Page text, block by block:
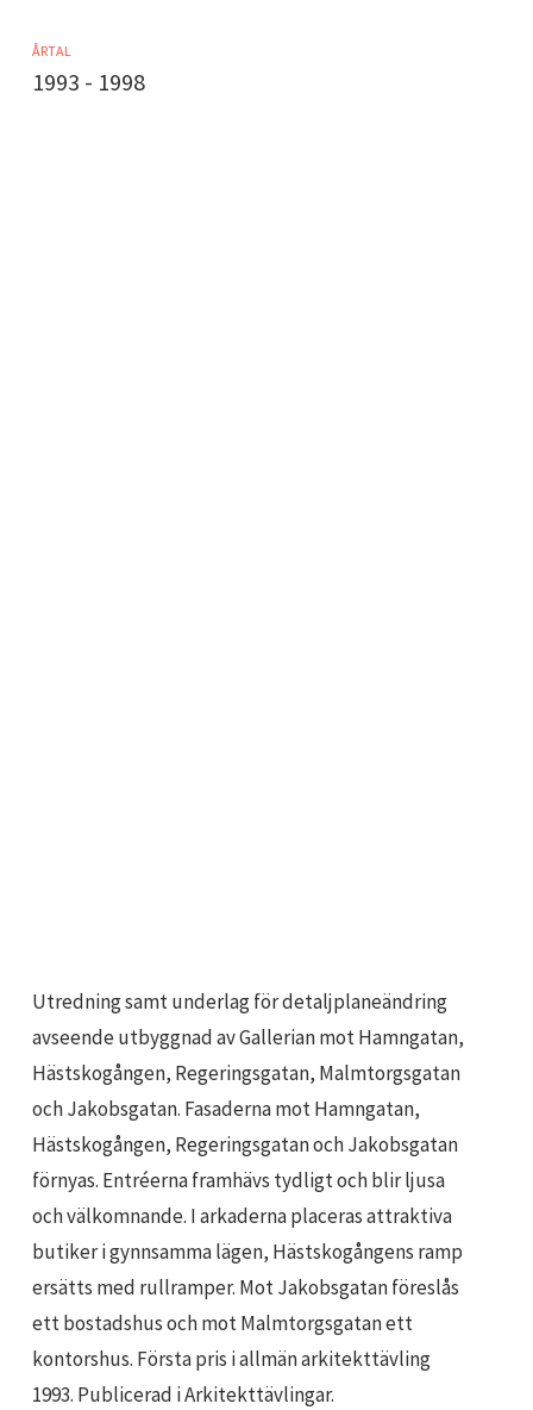
ÅRTAL
1993 - 1998
Utredning samt underlag för detaljplaneändring
avseende utbyggnad av Gallerian mot Hamngatan,
Hästskogången, Regeringsgatan, Malmtorgsgatan
och Jakobsgatan. Fasaderna mot Hamngatan,
Hästskogången, Regeringsgatan och Jakobsgatan
förnyas. Entréerna framhävs tydligt och blir ljusa
och välkomnande. I arkaderna placeras attraktiva
butiker i gynnsamma lägen, Hästskogångens ramp
ersätts med rullramper. Mot Jakobsgatan föreslås
ett bostadshus och mot Malmtorgsgatan ett
kontorshus. Första pris i allmän arkitekttävling
1993. Publicerad i Arkitekttävlingar.